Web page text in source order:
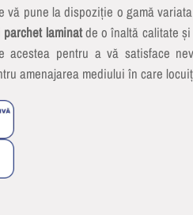
vă pune la dispoziție o gamă
parchet laminatde o înaltă calitate și
acestea pentru a vă satisface
amenajarea mediului în care